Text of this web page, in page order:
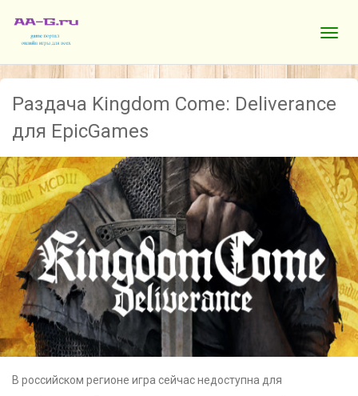
Раздача Kingdom Come: Deliverance
для EpicGames
В российском регионе игра сейчас недоступна для